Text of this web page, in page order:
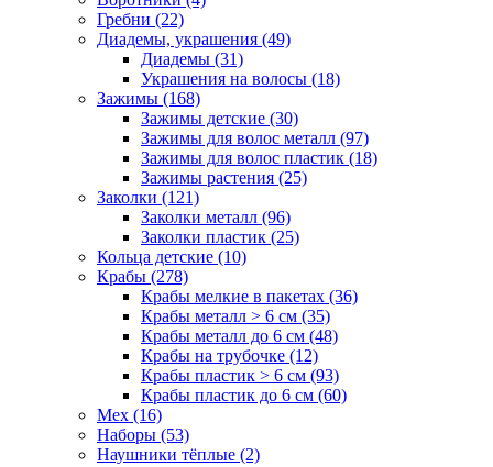
Гребни (22)
Диадемы, украшения (49)
Диадемы (31)
Украшения на волосы (18)
Зажимы (168)
Зажимы детские (30)
Зажимы для волос металл (97)
Зажимы для волос пластик (18)
Зажимы растения (25)
Заколки (121)
Заколки металл (96)
Заколки пластик (25)
Кольца детские (10)
Крабы (278)
Крабы мелкие в пакетах (36)
Крабы металл > 6 см (35)
Крабы металл до 6 см (48)
Крабы на трубочке (12)
Крабы пластик > 6 см (93)
Крабы пластик до 6 см (60)
Мех (16)
Наборы (53)
Наушники тёплые (2)